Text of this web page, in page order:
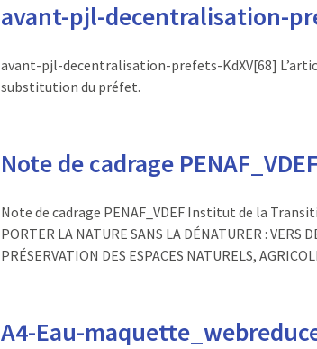
avant-pjl-decentralisation-
avant-pjl-decentralisation-prefets-KdXV[68]
substitution du préfet.
Note de cadrage PENAF_VDEF
Note de cadrage PENAF_VDEF Institut de la
PORTER LA NATURE SANS LA DÉNATURER : VERS
PRÉSERVATION DES ESPACES NATURELS,
A4-Eau-